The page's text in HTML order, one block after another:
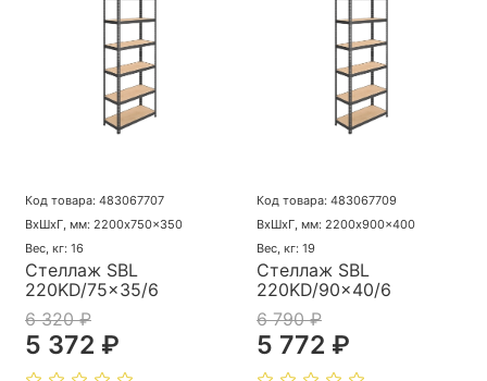
Код товара: 483067707
ВхШхГ, мм: 2200x750x350
Вес, кг: 16
Стеллаж SBL
220KD/75x35/6
6 320 ₽
5 372 ₽
Код товара: 483067709
ВхШхГ, мм: 2200x900x400
Вес, кг: 19
Стеллаж SBL
220KD/90x40/6
6 790 ₽
5 772 ₽